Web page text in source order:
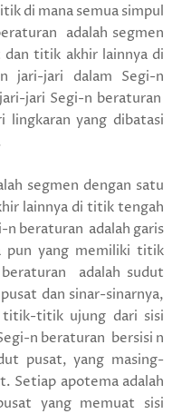
di mana semua simpul
adalah segmen
titik akhir lainnya di
jari-jari dalam Segi-n
jari Segi-n beraturan
lingkaran yang dibatasi
segmen dengan satu
lainnya di titik tengah
n beraturan adalah garis
pun yang memiliki titik
adalah sudut
dan sinar-sinarnya,
titik-titik ujung dari sisi
n beraturan bersisi n
pusat, yang masing-
Setiap apotema adalah
yang memuat sisi